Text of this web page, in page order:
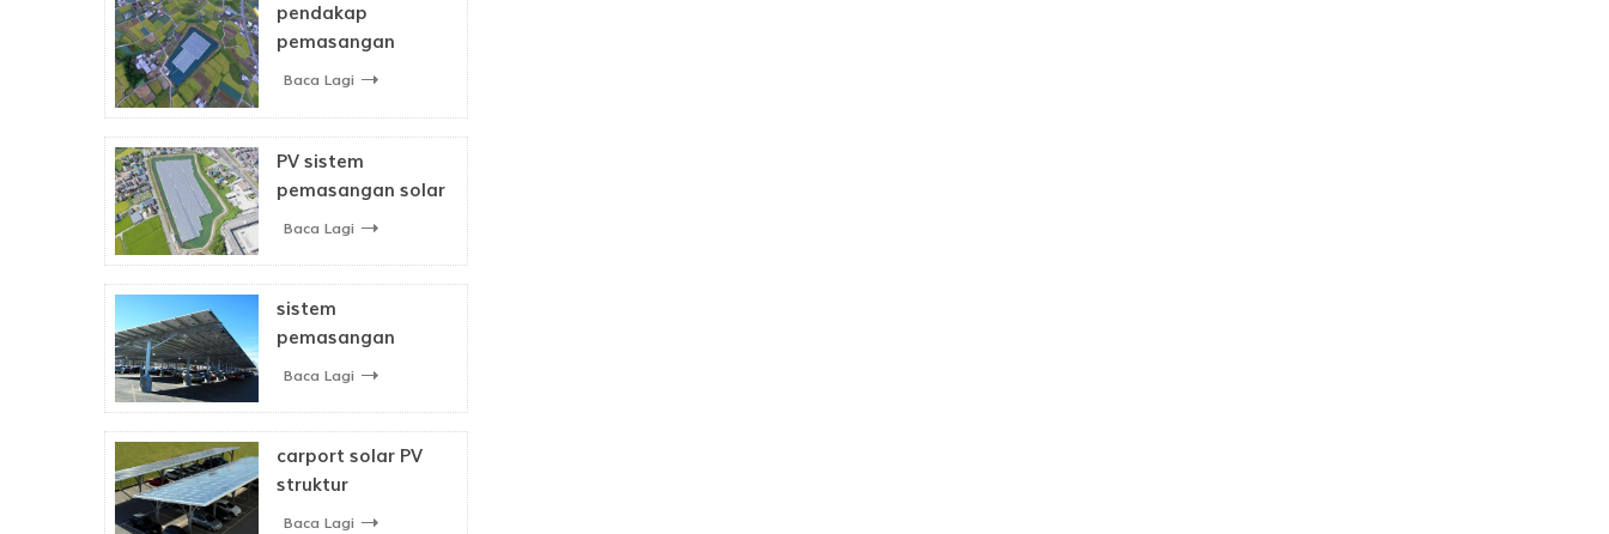
pendakap
pemasangan
sistem solar
Baca Lagi
PV sistem
pemasangan solar
terapung
Baca Lagi
sistem
pemasangan
carport struktur
Baca Lagi
carport solar PV
struktur
pemasangan untuk
Baca Lagi